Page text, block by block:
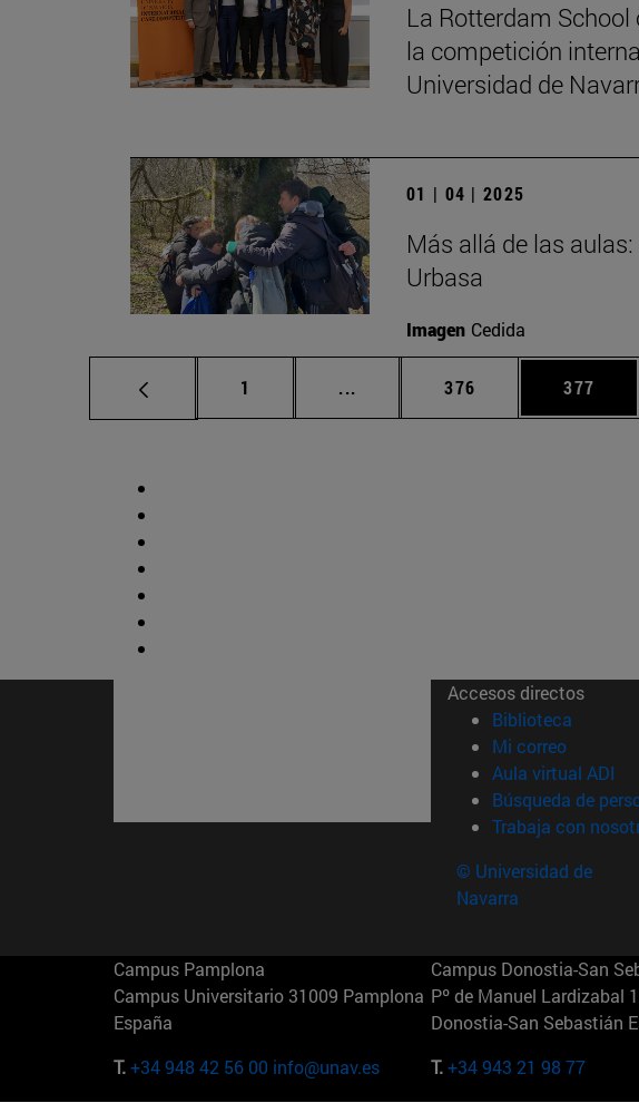
La Rotterdam
la competición
Universidad de
01 | 04 | 2025
Más allá de las
Urbasa
Imagen Cedida
Página
1 ... Páginas intermedias Use TAB
Página
376 Página
377
Accesos directos
Biblioteca (abre
Mi correo(abre en
Aula virtual ADI
Búsqueda de
Trabaja con
© Universidad de
Navarra
Campus Pamplona
Campus Universitario 31009 Pamplona
España
T.+34 948 42 56 00 info@unav.es
Campus Donostia-San
Pº de Manuel Lardizabal
Donostia-San Sebastián
T.+34 943 21 98 77